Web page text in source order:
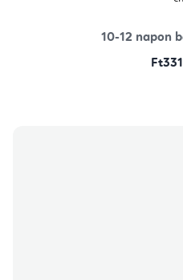
10-12 napon